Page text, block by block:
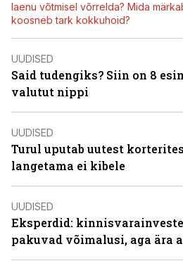
laenu võtmisel võrrelda? Mida
koosneb tark kokkuhoid?
UUDISED
Said tudengiks? Siin on 8
valutut nippi
UUDISED
Turul uputab uutest
langetama ei kibele
UUDISED
Eksperdid:
pakuvad võimalusi, aga ära